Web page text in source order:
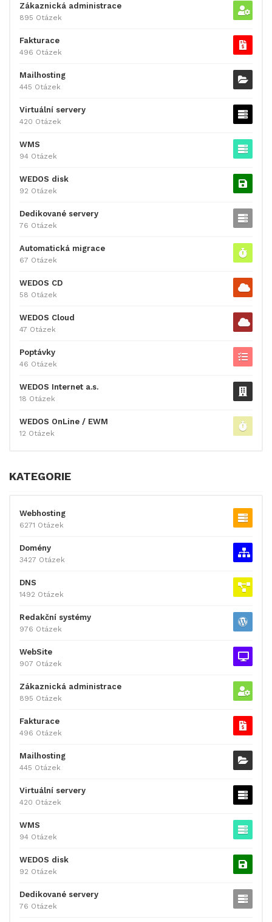
Zákaznická administrace
895 Otázek
Fakturace
496 Otázek
Mailhosting
445 Otázek
Virtuální servery
420 Otázek
WMS
94 Otázek
WEDOS disk
92 Otázek
Dedikované servery
76 Otázek
Automatická migrace
67 Otázek
WEDOS CD
58 Otázek
WEDOS Cloud
47 Otázek
Poptávky
46 Otázek
WEDOS Internet a.s.
18 Otázek
WEDOS OnLine / EWM
12 Otázek
KATEGORIE
Webhosting
6271 Otázek
Domény
3427 Otázek
DNS
1492 Otázek
Redakční systémy
976 Otázek
WebSite
907 Otázek
Zákaznická administrace
895 Otázek
Fakturace
496 Otázek
Mailhosting
445 Otázek
Virtuální servery
420 Otázek
WMS
94 Otázek
WEDOS disk
92 Otázek
Dedikované servery
76 Otázek